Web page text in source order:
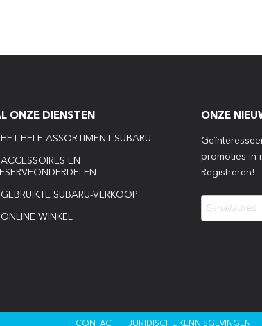
ONZE DIENSTEN
HET HELE ASSORTIMENT SUBARU
ACCESSOIRES EN
GEBRUIKTE SUBARU-VERKOOP
ONLINE WINKEL
ONZE
promoties in
Registreren!
CONTACT JURIDISCHE KENNISGEVINGEN